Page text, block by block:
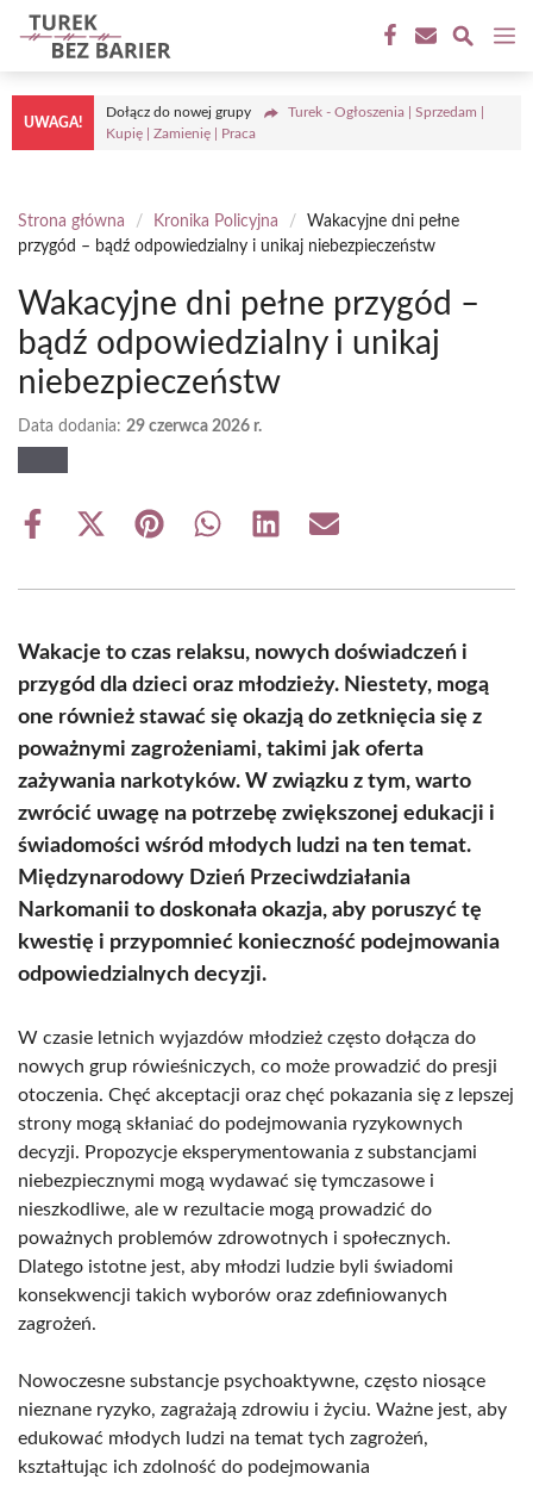
Przejdź
do
treści
UWAGA!
Dołącz do nowej grupy
Turek - Ogłoszenia | Sprzedam |
Kupię | Zamienię | Praca
Strona główna / Kronika Policyjna /
Wakacyjne dni pełne
przygód – bądź odpowiedzialny i unikaj niebezpieczeństw
Wakacyjne dni pełne przygód –
bądź odpowiedzialny i unikaj
niebezpieczeństw
Data dodania: 29 czerwca 2026 r.
Share
Share
(Twitter)
Share Share Share Share
Wakacje to czas relaksu, nowych doświadczeń i
przygód dla dzieci oraz młodzieży. Niestety, mogą
one również stawać się okazją do zetknięcia się z
poważnymi zagrożeniami, takimi jak oferta
zażywania narkotyków. W związku z tym, warto
zwrócić uwagę na potrzebę zwiększonej edukacji i
świadomości wśród młodych ludzi na ten temat.
Międzynarodowy Dzień Przeciwdziałania
Narkomanii to doskonała okazja, aby poruszyć tę
kwestię i przypomnieć konieczność podejmowania
odpowiedzialnych decyzji.
W czasie letnich wyjazdów młodzież często dołącza do
nowych grup rówieśniczych, co może prowadzić do presji
otoczenia. Chęć akceptacji oraz chęć pokazania się z lepszej
strony mogą skłaniać do podejmowania ryzykownych
decyzji. Propozycje eksperymentowania z substancjami
niebezpiecznymi mogą wydawać się tymczasowe i
nieszkodliwe, ale w rezultacie mogą prowadzić do
poważnych problemów zdrowotnych i społecznych.
Dlatego istotne jest, aby młodzi ludzie byli świadomi
konsekwencji takich wyborów oraz zdefiniowanych
zagrożeń.
Nowoczesne substancje psychoaktywne, często niosące
nieznane ryzyko, zagrażają zdrowiu i życiu. Ważne jest, aby
edukować młodych ludzi na temat tych zagrożeń,
kształtując ich zdolność do podejmowania